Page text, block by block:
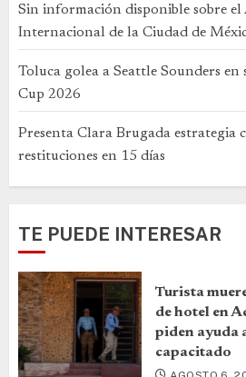
Sin información disponible sobre el
Internacional de la Ciudad de
Toluca golea a Seattle Sounders en
Cup 2026
Presenta Clara Brugada estrategia
restituciones en 15 días
TE PUEDE INTERESAR
Turista
de hotel en
piden ayuda
capacitado